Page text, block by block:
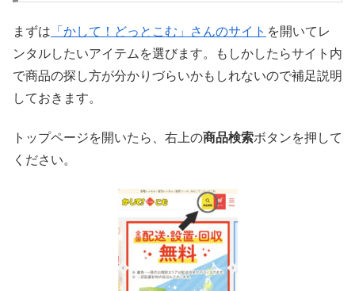
まずは 「かして！どっとこむ」さんのサイト を開いてレ
ンタルしたいアイテムを選びます。もしかしたらサイト内
で商品の探し方が分かりづらいかもしれないので補足説明
しておきます。
トップページを開いたら、右上の商品検索ボタンを押して
ください。